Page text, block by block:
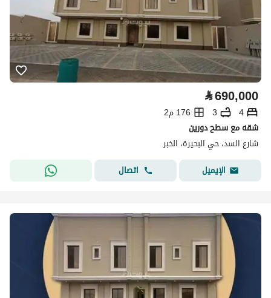
⃁690,000
4
3
176 م2
شقه مع سطح دورين
شارع السد، حي البحيرة، الخبر
الإيميل
اتصال